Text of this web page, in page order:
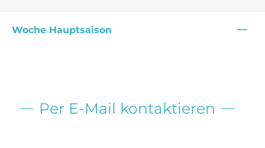
Woche Hauptsaison —
Per E-Mail kontaktieren